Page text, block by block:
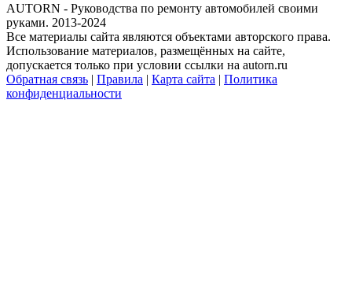
AUTORN - Руководства по ремонту автомобилей своими
руками. 2013-2024
Все материалы сайта являются объектами авторского права.
Использование материалов, размещённых на сайте,
допускается только при условии ссылки на autorn.ru
Обратная связь | Правила | Карта сайта | Политика
конфиденциальности